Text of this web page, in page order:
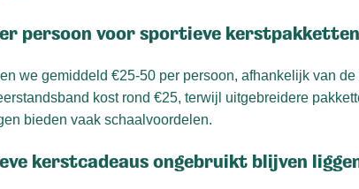
persoon voor sportieve
we gemiddeld €25-50 per persoon, afhankelijk van
kost rond €25, terwijl uitgebreidere
bieden vaak schaalvoordelen.
kerstcadeaus ongebruikt blijven